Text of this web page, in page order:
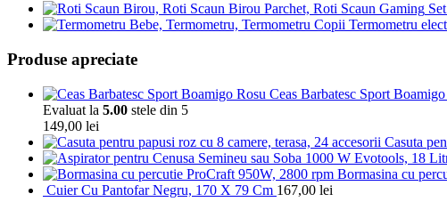
Termometru
Produse apreciate
Ceas Barbatesc Sport
Evaluat la 5.00 stele din 5
149,00 lei
Casuta
Bormasina cu
Cuier Cu Pantofar Negru, 170 X 79 Cm 167,00 lei